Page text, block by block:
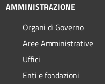
AMMINISTRAZIONE
Organi di Governo
Aree Amministrative
Uffici
Enti e fondazioni